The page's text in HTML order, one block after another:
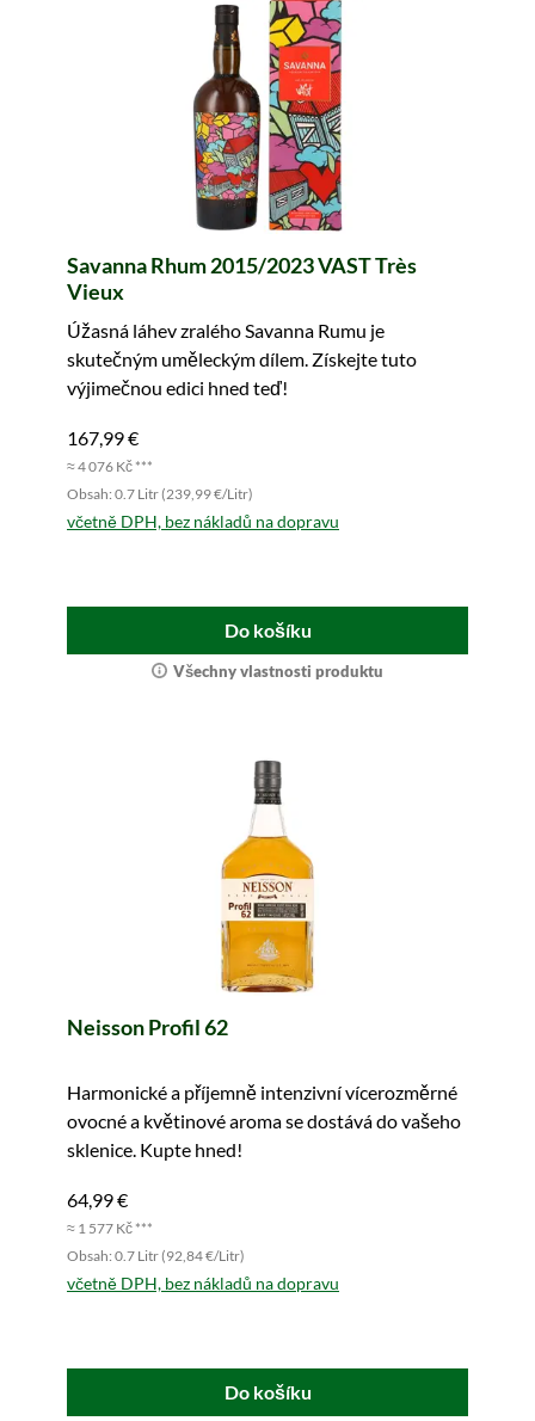
Savanna Rhum 2015/2023 VAST Très
Vieux
Úžasná láhev zralého Savanna Rumu je
skutečným uměleckým dílem. Získejte tuto
výjimečnou edici hned teď!
167,99 €
≈ 4 076 Kč ***
Obsah: 0.7 Litr (239,99 €/Litr)
včetně DPH, bez nákladů na dopravu
Do košíku
Všechny vlastnosti produktu
Neisson Profil 62
Harmonické a příjemně intenzivní vícerozměrné
ovocné a květinové aroma se dostává do vašeho
sklenice. Kupte hned!
64,99 €
≈ 1 577 Kč ***
Obsah: 0.7 Litr (92,84 €/Litr)
včetně DPH, bez nákladů na dopravu
Do košíku